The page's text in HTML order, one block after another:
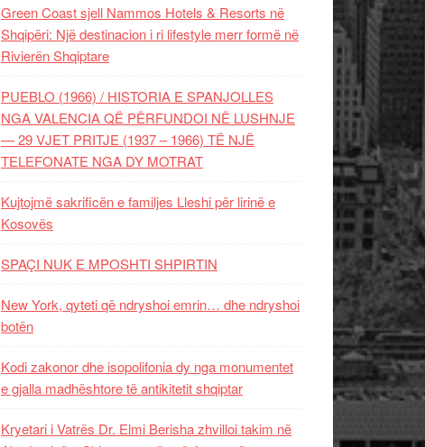
Green Coast sjell Nammos Hotels & Resorts në
Shqipëri: Një destinacion i ri lifestyle merr formë në
Rivierën Shqiptare
PUEBLO (1966) / HISTORIA E SPANJOLLES
NGA VALENCIA QË PËRFUNDOI NË LUSHNJE
— 29 VJET PRITJE (1937 – 1966) TË NJË
TELEFONATE NGA DY MOTRAT
Kujtojmë sakrificën e familjes Lleshi për lirinë e
Kosovës
SPAÇI NUK E MPOSHTI SHPIRTIN
New York, qyteti që ndryshoi emrin… dhe ndryshoi
botën
Kodi zakonor dhe isopolifonia dy nga monumentet
e gjalla madhështore të antikitetit shqiptar
Kryetari i Vatrës Dr. Elmi Berisha zhvilloi takim në